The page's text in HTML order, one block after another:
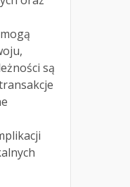
są